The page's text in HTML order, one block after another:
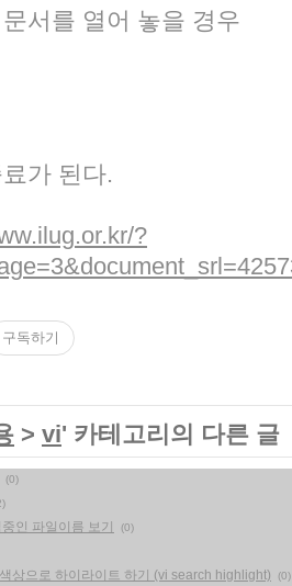
서를 열어 놓을 경우
가 된다.
?
구독하기
> vi' 카테고리의 다른 글
(0)
인 파일이름 보기 (0)
상으로 하이라이트 하기 (vi search highlight) (0)